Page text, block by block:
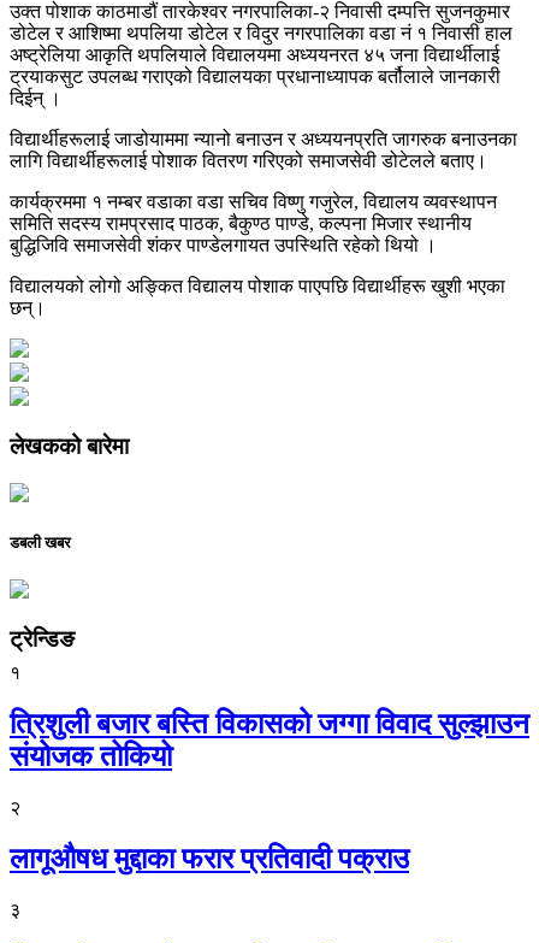
उक्त पोशाक काठमाडौं तारकेश्वर नगरपालिका-२ निवासी दम्पत्ति सुजनकुमार
डोटेल र आशिष्मा थपलिया डोटेल र विदुर नगरपालिका वडा नं १ निवासी हाल
अष्ट्रेलिया आकृति थपलियाले विद्यालयमा अध्ययनरत ४५ जना विद्यार्थीलाई
ट्रयाकसुट उपलब्ध गराएको विद्यालयका प्रधानाध्यापक बर्तौलाले जानकारी
दिईन् ।
विद्यार्थीहरूलाई जाडोयाममा न्यानो बनाउन र अध्ययनप्रति जागरुक बनाउनका
लागि विद्यार्थीहरूलाई पोशाक वितरण गरिएको समाजसेवी डोटेलले बताए।
कार्यक्रममा १ नम्बर वडाका वडा सचिव विष्णु गजुरेल, विद्यालय व्यवस्थापन
समिति सदस्य रामप्रसाद पाठक, बैकुण्ठ पाण्डे, कल्पना मिजार स्थानीय
बुद्धिजिवि समाजसेवी शंकर पाण्डेलगायत उपस्थिति रहेको थियो ।
विद्यालयको लोगो अङ्कित विद्यालय पोशाक पाएपछि विद्यार्थीहरू खुशी भएका
छन्।
लेखकको बारेमा
डबली खबर
ट्रेन्डिङ
१
त्रिशुली बजार बस्ति विकासको जग्गा विवाद सुल्झाउन
संयोजक तोकियो
२
लागूऔषध मुद्दाका फरार प्रतिवादी पक्राउ
३